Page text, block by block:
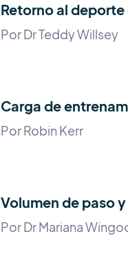
Retorno al
Por Dr Teddy Willsey
Carga de
Por Robin Kerr
Volumen de paso
Por Dr Mariana